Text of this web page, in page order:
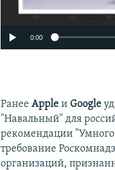
0:00
РанееApple и Google
"Навальный" для
рекомендации "Умного
требование
организаций,